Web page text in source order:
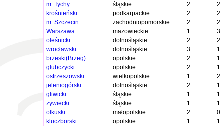
m. Tychy
śląskie 2
2
krośnieński
podkarpackie 2
2
m. Szczecin
zachodniopomorskie 2
2
Warszawa
mazowieckie 1
3
oleśnicki
dolnośląskie 2
2
wrocławski
dolnośląskie 3
1
brzeski(Brzeg)
opolskie 2
1
głubczycki
opolskie 2
1
ostrzeszowski
wielkopolskie 1
2
jeleniogórski
dolnośląskie 2
1
gliwicki
śląskie 1
1
żywiecki
śląskie 1
1
olkuski
małopolskie 2
0
kluczborski
opolskie 1
1